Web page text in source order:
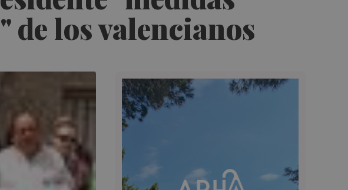
de los valencianos